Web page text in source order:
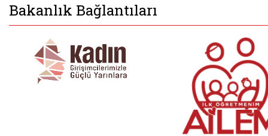
Bakanlık Bağlantıları